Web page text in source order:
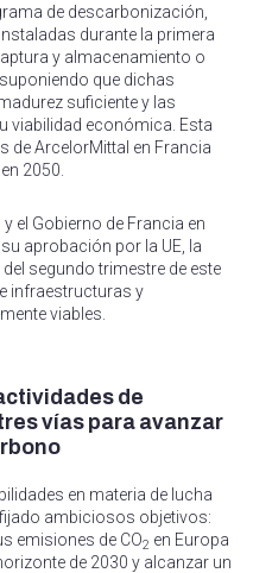
de descarbonización,
durante la primera
y almacenamiento o
que dichas
suficiente y las
viabilidad económica. Esta
de ArcelorMittal en Francia
2050.
el Gobierno de Francia en
aprobación por la UE, la
segundo trimestre de este
infraestructuras y
viables.
de
vías para avanzar
en materia de lucha
ambiciosos objetivos:
emisiones de CO2 en Europa
de 2030 y alcanzar un